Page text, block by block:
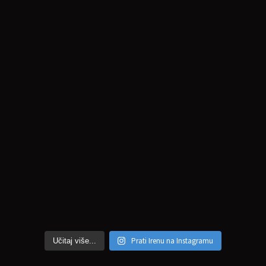
Učitaj više... Prati Irenu na Instagramu